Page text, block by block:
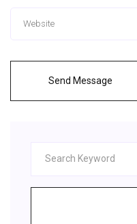
Send Message